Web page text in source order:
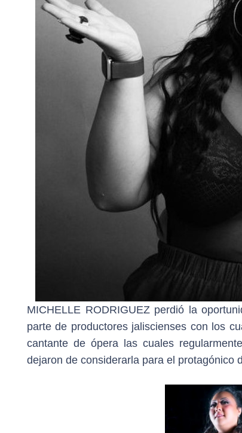
MICHELLE RODRIGUEZ perdió la
parte de productores jaliscienses con los
cantante de ópera las cuales
dejaron de considerarla para el protagónico